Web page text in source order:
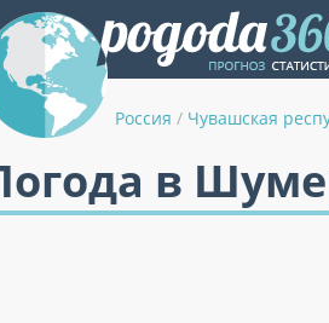
Россия / Чувашская
в